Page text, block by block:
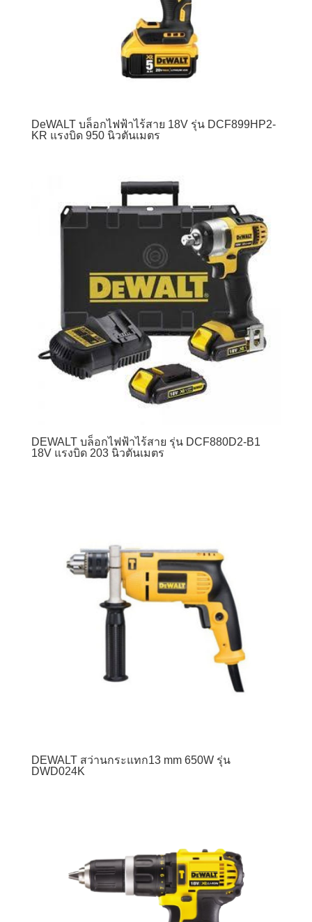
DeWALT บล็อกไฟฟ้าไร้สาย 18V รุ่น DCF899HP2-
KR แรงบิด 950 นิวตันเมตร
DEWALT บล็อกไฟฟ้าไร้สาย รุ่น DCF880D2-B1
18V แรงบิด 203 นิวตันเมตร
DEWALT สว่านกระแทก13 mm 650W รุ่น
DWD024K